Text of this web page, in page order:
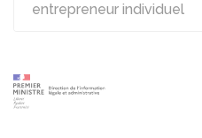
entrepreneur individuel